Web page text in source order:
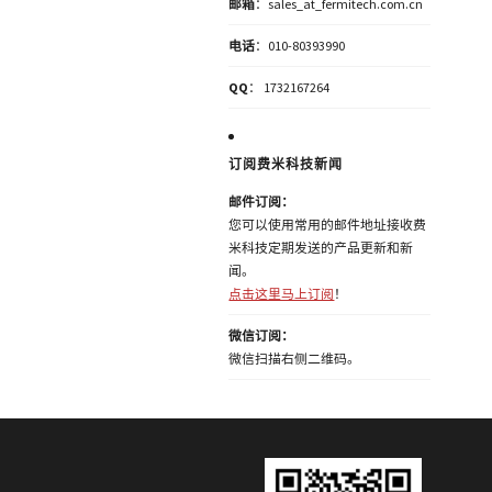
邮箱：sales_at_fermitech.com.cn
电话：010-80393990
QQ ： 1732167264
订阅费米科技新闻
邮件订阅：
您可以使用常用的邮件地址接收费
米科技定期发送的产品更新和新
闻。
点击这里马上订阅 ！
微信订阅：
微信扫描右侧二维码。